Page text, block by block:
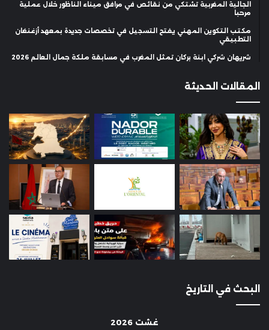
الجالية المغربية تشتكي من نقائص في مرافق ميناء الناظور خلال عملية
مرحبا
مكتب التكوين المهني يفتح التسجيل في تخصصات جديدة بمعهد أزغنغان
التطبيقي
شريهان شركي ابنة بركان تمثل المغرب في مسابقة ملكة جمال العالم 2026
المقالات الحديثة
البحث في التاريخ
غشت 2026